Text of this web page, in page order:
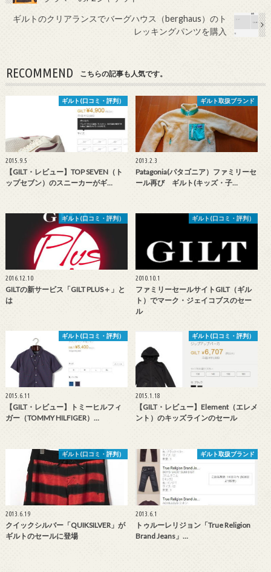
ギルトのクリアランスでバーグハウス（berghaus）のト
レッキングパンツを購入
RECOMMEND こちらの記事も人気です。
ギルト(口コミ・評判）
2015.9.5
【GILT・レビュー】TOP SEVEN（ト
ップセブン）のスニーカーがギ…
ギルト取扱ブランド
2013.2.3
Patagonia(パタゴニア）ファミリーセ
ール再び ギルト(キッズ・子…
ギルト(口コミ・評判）
2016.12.10
GILTの新サービス「GILT PLUS＋」と
は
ギルト(口コミ・評判）
2010.10.1
ファミリーセールサイトGILT（ギル
ト）でマーク・ジェイコブスのセー
ル
ギルト(口コミ・評判）
2015.6.11
【GILT・レビュー】トミーヒルフィ
ガー（TOMMY HILFIGER）…
ギルト(口コミ・評判）
2015.1.18
【GILT・レビュー】Element（エレメ
ント）のキッズラインのセール
ギルト(口コミ・評判）
2013.6.19
クイックシルバー「QUIKSILVER」が
ギルトのセールに登場
ギルト取扱ブランド
2013.6.1
トゥルーレリジョン「True Religion
Brand Jeans」…